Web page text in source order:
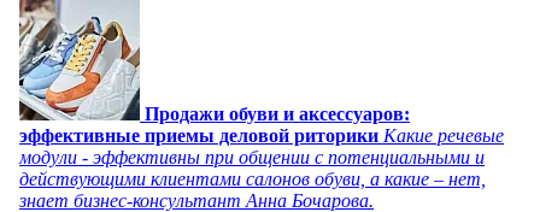
Продажи обуви и аксессуаров:
эффективные приемы деловой риторики Какие речевые
модули - эффективны при общении с потенциальными и
действующими клиентами салонов обуви, а какие – нет,
знает бизнес-консультант Анна Бочарова.